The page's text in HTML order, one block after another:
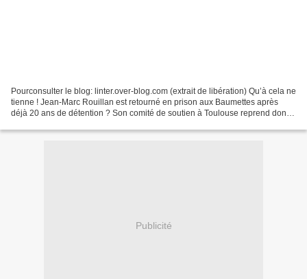
Pourconsulter le blog: linter.over-blog.com (extrait de libération) Qu’à cela ne
tienne ! Jean-Marc Rouillan est retourné en prison aux Baumettes après
déjà 20 ans de détention ? Son comité de soutien à Toulouse reprend donc
Publicité